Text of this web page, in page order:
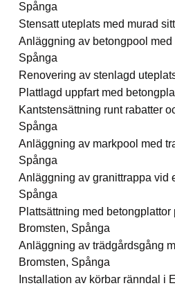
Spånga
Stensatt uteplats med murad
Anläggning av betongpool med
Spånga
Renovering av stenlagd
Plattlagd uppfart med
Kantstensättning runt rabatter
Spånga
Anläggning av markpool med
Spånga
Anläggning av granittrappa vid
Spånga
Plattsättning med betongplattor
Bromsten, Spånga
Anläggning av trädgårdsgång
Bromsten, Spånga
Installation av körbar ränndal i